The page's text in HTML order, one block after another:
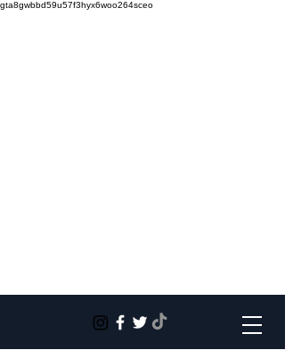
gta8gwbbd59u57f3hyx6woo264sceo